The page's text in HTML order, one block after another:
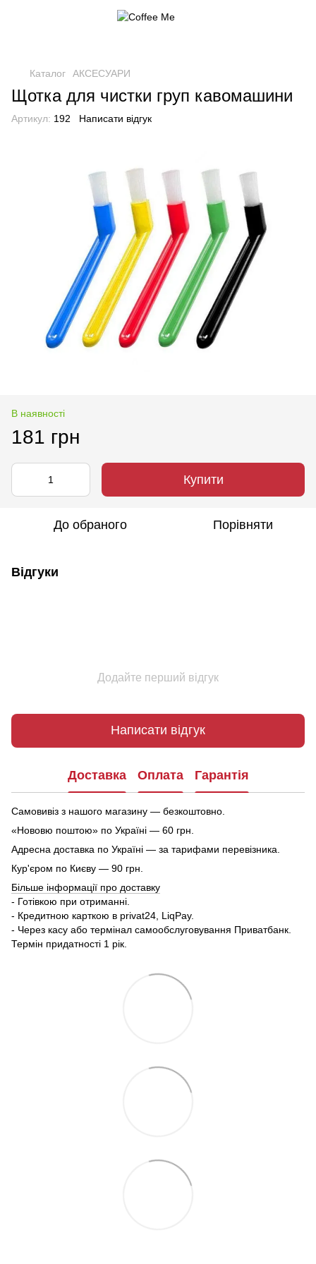
Каталог АКСЕСУАРИ
Щотка для чистки груп кавомашини
Артикул: 192 Написати відгук
В наявності
181 грн
Купити
До обраного Порівняти
Відгуки
Додайте перший відгук
Написати відгук
Доставка Оплата Гарантія
Самовивіз з нашого магазину — безкоштовно.
«Нововю поштою» по Україні — 60 грн.
Адресна доставка по Україні — за тарифами перевізника.
Кур'єром по Києву — 90 грн.
Більше інформації про доставку
- Готівкою при отриманні.
- Кредитною карткою в privat24, LiqPay.
- Через касу або термінал самообслуговування Приватбанк.
Термін придатності 1 рік.